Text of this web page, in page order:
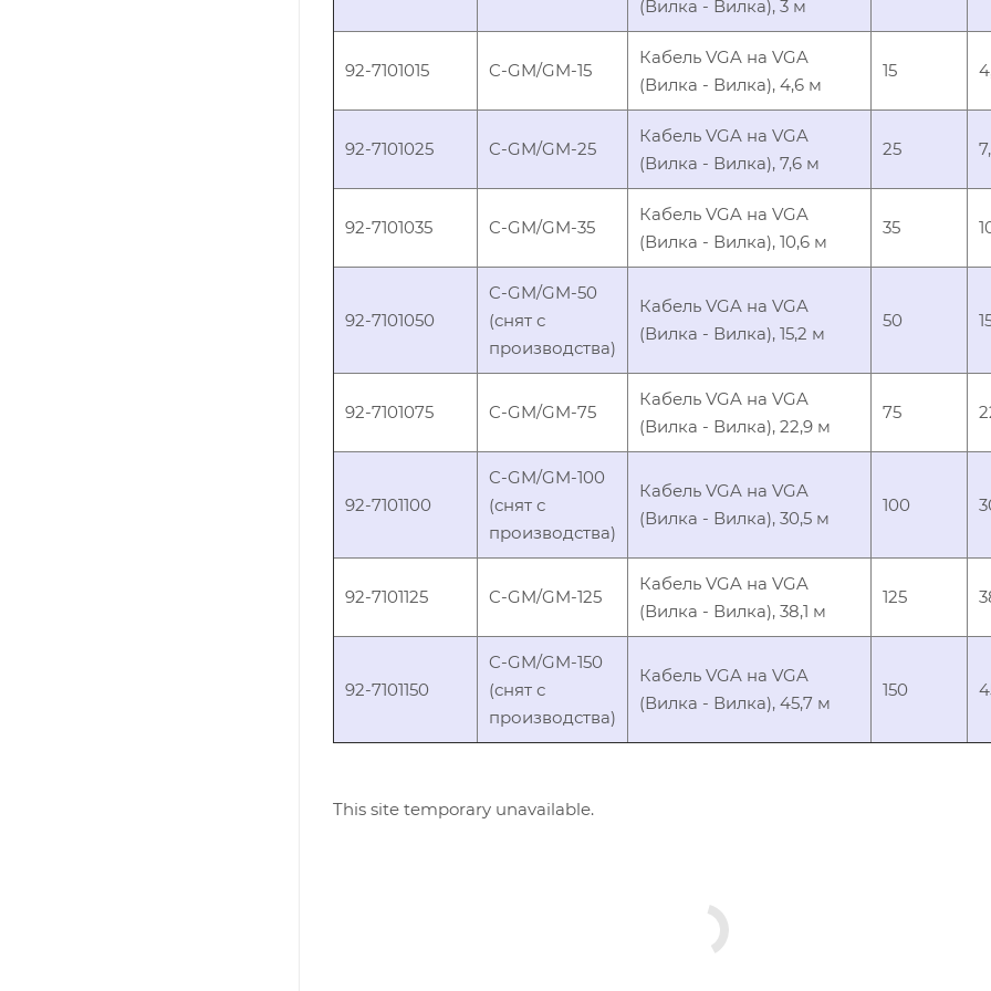
(Вилка - Вилка), 3 м
92-7101015 C-GM/GM-15
Кабель VGA на VGA
(Вилка - Вилка), 4,6 м
15
92-7101025 C-GM/GM-25
Кабель VGA на VGA
(Вилка - Вилка), 7,6 м
25
92-7101035 C-GM/GM-35
Кабель VGA на VGA
(Вилка - Вилка), 10,6 м
35
92-7101050
C-GM/GM-50
(снят с
производства)
Кабель VGA на VGA
(Вилка - Вилка), 15,2 м
50
92-7101075 C-GM/GM-75
Кабель VGA на VGA
(Вилка - Вилка), 22,9 м
75
92-7101100
C-GM/GM-100
(снят с
производства)
Кабель VGA на VGA
(Вилка - Вилка), 30,5 м
100
92-7101125 C-GM/GM-125
Кабель VGA на VGA
(Вилка - Вилка), 38,1 м
125
92-7101150
C-GM/GM-150
(снят с
производства)
Кабель VGA на VGA
(Вилка - Вилка), 45,7 м
150
This site temporary unavailable.